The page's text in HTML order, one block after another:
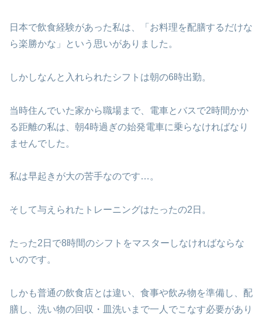
日本で飲食経験があった私は、「お料理を配膳するだけな
ら楽勝かな」という思いがありました。
しかしなんと入れられたシフトは朝の6時出勤。
当時住んでいた家から職場まで、電車とバスで2時間かか
る距離の私は、朝4時過ぎの始発電車に乗らなければなり
ませんでした。
私は早起きが大の苦手なのです…。
そして与えられたトレーニングはたったの2日。
たった2日で8時間のシフトをマスターしなければならな
いのです。
しかも普通の飲食店とは違い、食事や飲み物を準備し、配
膳し、洗い物の回収・皿洗いまで一人でこなす必要があり